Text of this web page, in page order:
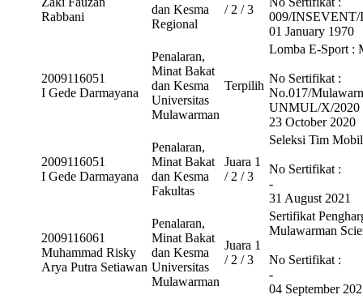
Rabbani
dan Kesma
Regional
/ 2 / 3
009/
01 January 1970
2009116051
I Gede Darmayana
Penalaran,
Minat Bakat
dan Kesma
Universitas
Mulawarman
Terpilih
Lomba E-Sport :
No Sertifikat :
No.017/
UNMUL/X/2020
23 October 2020
2009116051
I Gede Darmayana
Penalaran,
Minat Bakat
dan Kesma
Fakultas
Juara 1
/ 2 / 3
Seleksi Tim
No Sertifikat :
-
31 August 2021
2009116061
Muhammad Risky
Arya Putra Setiawan
Penalaran,
Minat Bakat
dan Kesma
Universitas
Mulawarman
Juara 1
/ 2 / 3
Sertifikat
Mulawarman
No Sertifikat :
-
04 September